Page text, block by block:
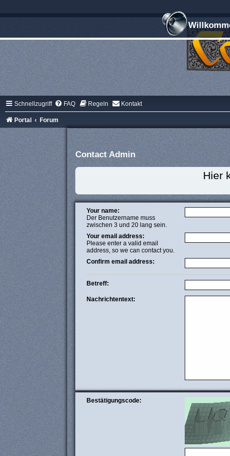
Schnellzugriff FAQ Regeln Kontakt
Portal Forum
Contact Admin
Hier
Your name:
Der Benutzername muss
zwischen 3 und 20 lang sein.
Your email address:
Please enter a valid email
address, so we can contact you.
Confirm email address:
Betreff:
Nachrichtentext:
Bestätigungscode: